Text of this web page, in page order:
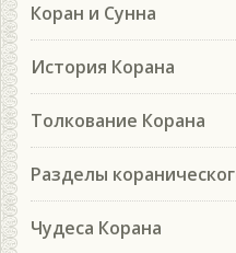
Коран и Сунна
История Корана
Толкование Корана
Разделы
Чудеса Корана